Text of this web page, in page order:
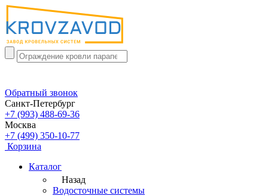
Обратный звонок
Санкт-Петербург
+7 (993) 488-69-36
Москва
+7 (499) 350-10-77
Корзина
Каталог
Назад
Водосточные системы